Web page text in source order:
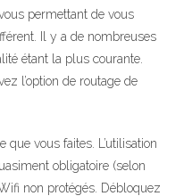
permettant de vous
Il y a de nombreuses
étant la plus courante.
l’option de routage de
que vous faites. L’utilisation
obligatoire (selon
non protégés. Débloquez